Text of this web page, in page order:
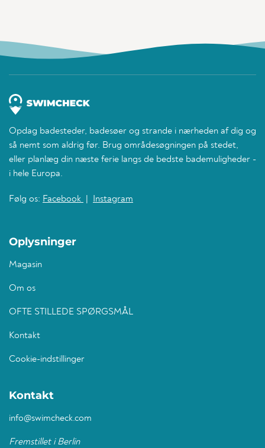
Opdag badesteder, badesøer og strande i nærheden af dig og
så nemt som aldrig før. Brug områdesøgningen på stedet,
eller planlæg din næste ferie langs de bedste bademuligheder -
i hele Europa.
Følg os: Facebook Instagram
Oplysninger
Magasin
Om os
OFTE STILLEDE SPØRGSMÅL
Kontakt
Cookie-indstillinger
Kontakt
info@swimcheck.com
Fremstillet i Berlin